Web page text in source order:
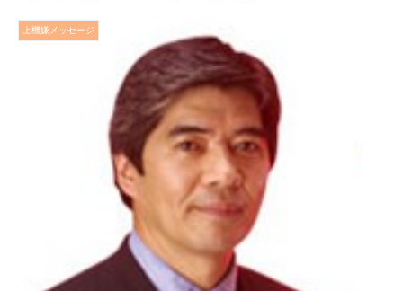
上機嫌メッセージ